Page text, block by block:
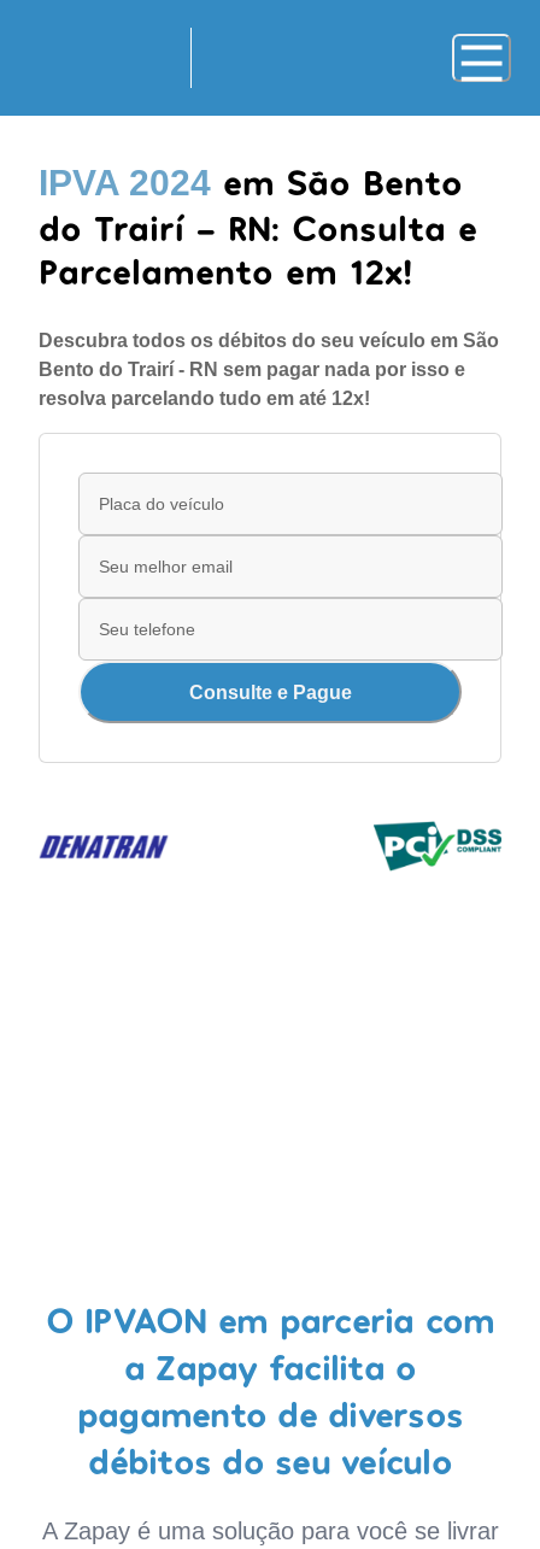
IPVA 2024 em São Bento
do Trairí - RN: Consulta e
Parcelamento em 12x!
Descubra todos os débitos do seu veículo em São
Bento do Trairí - RN sem pagar nada por isso e
resolva parcelando tudo em até 12x!
Consulte e Pague
O IPVAON em parceria com
a Zapay facilita o
pagamento de diversos
débitos do seu veículo
A Zapay é uma solução para você se livrar